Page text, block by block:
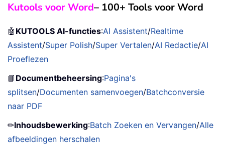
Kutools voor Word– 100+ Tools voor Word
🤖 KUTOOLS AI-functies:AI Assistent/Realtime
Assistent/Super Polish/Super Vertalen/AI Redactie/AI
Proeflezen
📘 Documentbeheersing:Pagina's
splitsen/Documenten samenvoegen/Batchconversie
naar PDF
✏Inhoudsbewerking:Batch Zoeken en Vervangen/Alle
afbeeldingen herschalen